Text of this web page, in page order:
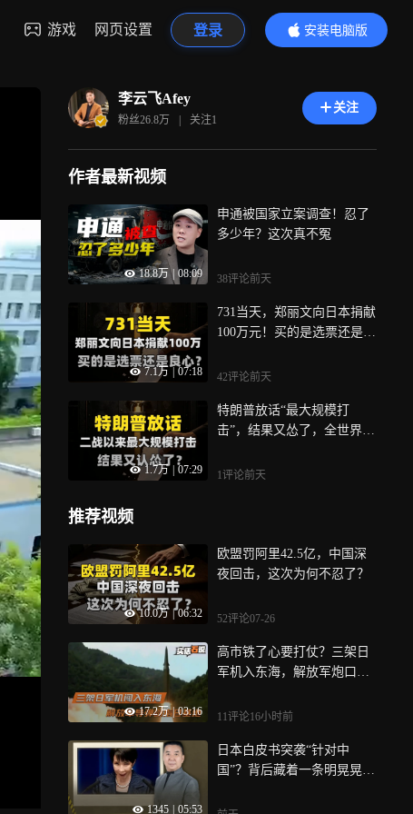
游戏 网页设置 登录
安装电脑版
内容更精彩
李云飞Afey
粉丝26.8万 | 关注1
关注
作者最新视频
18.8万 08:09
申通被国家立案调查！忍了
多少年？这次真不冤
38评论前天
7.1万 07:18
731当天，郑丽文向日本捐献
100万元！买的是选票还是良
42评论前天
1.7万 07:29
特朗普放话“最大规模打
击”，结果又怂了，全世界都
1评论前天
推荐视频
10.0万 06:32
欧盟罚阿里42.5亿，中国深
夜回击，这次为何不忍了？
52评论07-26
17.2万 | 03:16
高市铁了心要打仗？三架日
军机入东海，解放军炮口已
11评论16小时前
1345 05:53
日本白皮书突袭“针对中
国”？背后藏着一条明晃晃的